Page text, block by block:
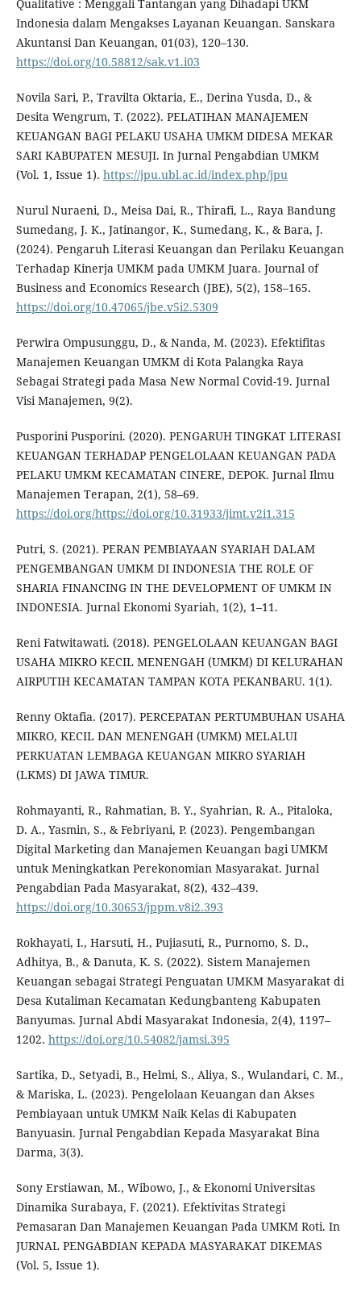
Qualitative : Menggali Tantangan yang Dihadapi UKM
Indonesia dalam Mengakses Layanan Keuangan. Sanskara
Akuntansi Dan Keuangan, 01(03), 120–130.
https://doi.org/10.58812/sak.v1.i03
Novila Sari, P., Travilta Oktaria, E., Derina Yusda, D., &
Desita Wengrum, T. (2022). PELATIHAN MANAJEMEN
KEUANGAN BAGI PELAKU USAHA UMKM DIDESA MEKAR
SARI KABUPATEN MESUJI. In Jurnal Pengabdian UMKM
(Vol. 1, Issue 1). https://jpu.ubl.ac.id/index.php/jpu
Nurul Nuraeni, D., Meisa Dai, R., Thirafi, L., Raya Bandung
Sumedang, J. K., Jatinangor, K., Sumedang, K., & Bara, J.
(2024). Pengaruh Literasi Keuangan dan Perilaku Keuangan
Terhadap Kinerja UMKM pada UMKM Juara. Journal of
Business and Economics Research (JBE), 5(2), 158–165.
https://doi.org/10.47065/jbe.v5i2.5309
Perwira Ompusunggu, D., & Nanda, M. (2023). Efektifitas
Manajemen Keuangan UMKM di Kota Palangka Raya
Sebagai Strategi pada Masa New Normal Covid-19. Jurnal
Visi Manajemen, 9(2).
Pusporini Pusporini. (2020). PENGARUH TINGKAT LITERASI
KEUANGAN TERHADAP PENGELOLAAN KEUANGAN PADA
PELAKU UMKM KECAMATAN CINERE, DEPOK. Jurnal Ilmu
Manajemen Terapan, 2(1), 58–69.
https://doi.org/https://doi.org/10.31933/jimt.v2i1.315
Putri, S. (2021). PERAN PEMBIAYAAN SYARIAH DALAM
PENGEMBANGAN UMKM DI INDONESIA THE ROLE OF
SHARIA FINANCING IN THE DEVELOPMENT OF UMKM IN
INDONESIA. Jurnal Ekonomi Syariah, 1(2), 1–11.
Reni Fatwitawati. (2018). PENGELOLAAN KEUANGAN BAGI
USAHA MIKRO KECIL MENENGAH (UMKM) DI KELURAHAN
AIRPUTIH KECAMATAN TAMPAN KOTA PEKANBARU. 1(1).
Renny Oktafia. (2017). PERCEPATAN PERTUMBUHAN USAHA
MIKRO, KECIL DAN MENENGAH (UMKM) MELALUI
PERKUATAN LEMBAGA KEUANGAN MIKRO SYARIAH
(LKMS) DI JAWA TIMUR.
Rohmayanti, R., Rahmatian, B. Y., Syahrian, R. A., Pitaloka,
D. A., Yasmin, S., & Febriyani, P. (2023). Pengembangan
Digital Marketing dan Manajemen Keuangan bagi UMKM
untuk Meningkatkan Perekonomian Masyarakat. Jurnal
Pengabdian Pada Masyarakat, 8(2), 432–439.
https://doi.org/10.30653/jppm.v8i2.393
Rokhayati, I., Harsuti, H., Pujiasuti, R., Purnomo, S. D.,
Adhitya, B., & Danuta, K. S. (2022). Sistem Manajemen
Keuangan sebagai Strategi Penguatan UMKM Masyarakat di
Desa Kutaliman Kecamatan Kedungbanteng Kabupaten
Banyumas. Jurnal Abdi Masyarakat Indonesia, 2(4), 1197–
1202. https://doi.org/10.54082/jamsi.395
Sartika, D., Setyadi, B., Helmi, S., Aliya, S., Wulandari, C. M.,
& Mariska, L. (2023). Pengelolaan Keuangan dan Akses
Pembiayaan untuk UMKM Naik Kelas di Kabupaten
Banyuasin. Jurnal Pengabdian Kepada Masyarakat Bina
Darma, 3(3).
Sony Erstiawan, M., Wibowo, J., & Ekonomi Universitas
Dinamika Surabaya, F. (2021). Efektivitas Strategi
Pemasaran Dan Manajemen Keuangan Pada UMKM Roti. In
JURNAL PENGABDIAN KEPADA MASYARAKAT DIKEMAS
(Vol. 5, Issue 1).